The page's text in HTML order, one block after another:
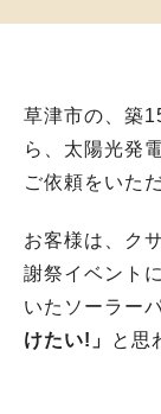
草津市の、築
ら、太陽光発
ご依頼をいた
お客様は、ク
謝祭イベント
いたソーラー
けたい!」
と思